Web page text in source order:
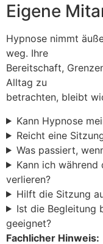
Eigene
Hypnose nimmt
weg. Ihre
Bereitschaft,
Alltag zu
betrachten, bleibt
Kann Hypnose
Reicht eine
Was passiert,
Kann ich
verlieren?
Hilft die Sitzung
Ist die Begleitung
geeignet?
Fachlicher Hinweis: